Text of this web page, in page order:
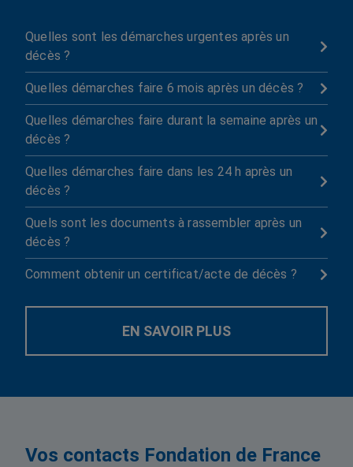
Quelles sont les démarches urgentes après un
décès ?

Quelles démarches faire 6 mois après un décès ? 
Quelles démarches faire durant la semaine après un
décès ?

Quelles démarches faire dans les 24 h après un
décès ?

Quels sont les documents à rassembler après un
décès ?

Comment obtenir un certificat/acte de décès ? 
EN SAVOIR PLUS
Vos contacts Fondation de France